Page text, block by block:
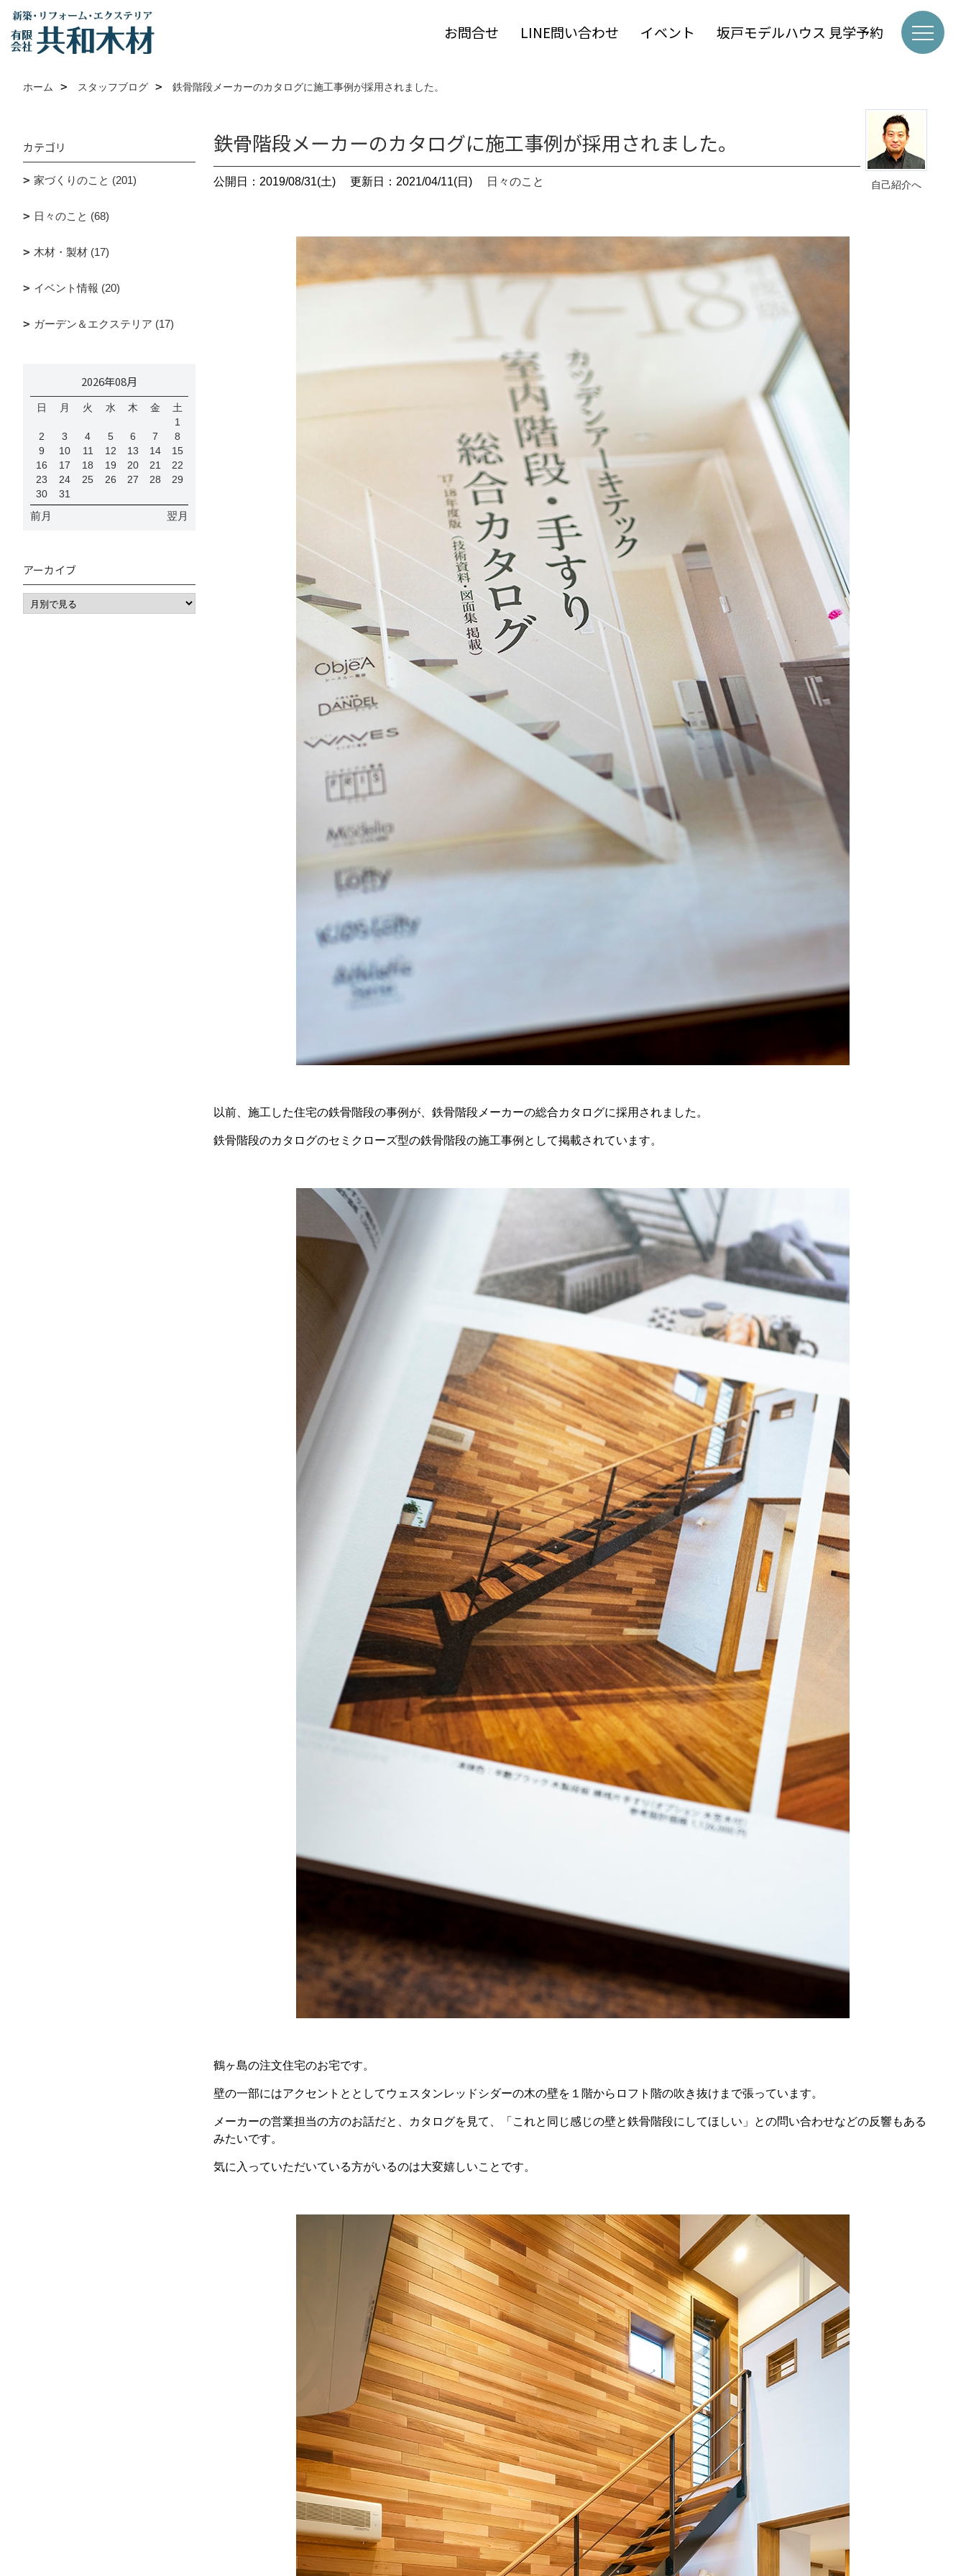
お問合せ LINE問い合わせ イベント 坂戸モデルハウス 見学予約
ホーム スタッフブログ 鉄骨階段メーカーのカタログに施工事例が採用されました。
自己紹介へ
鉄骨階段メーカーのカタログに施工事例が採用されました。
公開日：2019/08/31(土) 更新日：2021/04/11(日) 日々のこと
以前、施工した住宅の鉄骨階段の事例が、鉄骨階段メーカーの総合カタログに採用されました。
鉄骨階段のカタログのセミクローズ型の鉄骨階段の施工事例として掲載されています。
鶴ヶ島の注文住宅のお宅です。
壁の一部にはアクセントととしてウェスタンレッドシダーの木の壁を１階からロフト階の吹き抜けまで張っています。
メーカーの営業担当の方のお話だと、カタログを見て、「これと同じ感じの壁と鉄骨階段にしてほしい」との問い合わせなどの反響もある
みたいです。
気に入っていただいている方がいるのは大変嬉しいことです。
カテゴリ
家づくりのこと (201)
日々のこと (68)
木材・製材 (17)
イベント情報 (20)
ガーデン＆エクステリア (17)
2026年08月
日 月 火 水 木 金
土
1
2
3 4 5 6 7
8
9
10 11 12 13 14
15
16
17 18 19 20 21
22
23
24 25 26 27 28
29
30
31
前月 翌月
アーカイブ